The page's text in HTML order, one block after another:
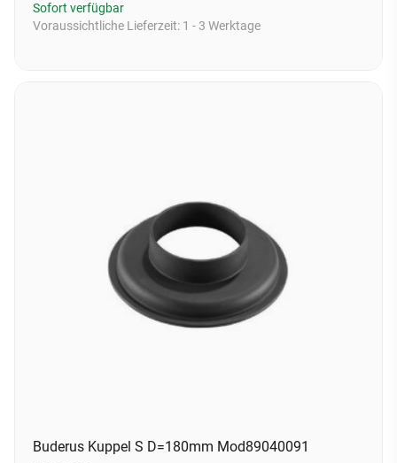
Sofort verfügbar
Voraussichtliche Lieferzeit: 1 - 3 Werktage
Buderus Kuppel S D=180mm Mod89040091